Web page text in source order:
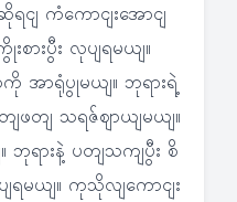
ကံကောငျးအောငျ
ားပွီး လုပျရမယျ။
အာရုံပွုမယျ။ ဘုရားရဲ့
တျ သရဇ်ဈာယျမယျ။
ဘုရားနဲ့ ပတျသကျပွီး စိ
ရမယျ။ ကုသိုလျကောငျး